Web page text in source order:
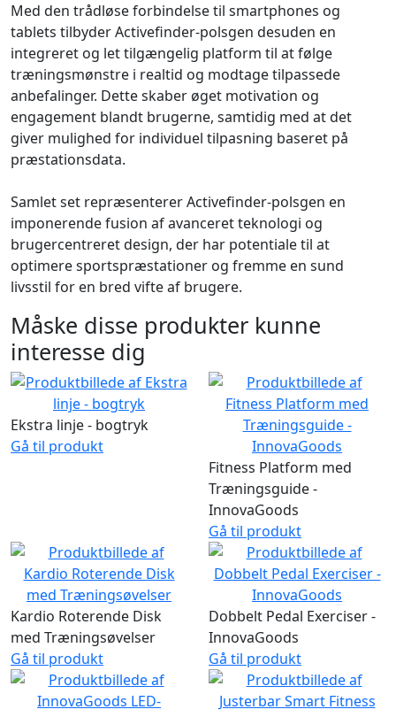
Med den trådløse forbindelse til smartphones og
tablets tilbyder Activefinder-polsgen desuden en
integreret og let tilgængelig platform til at følge
træningsmønstre i realtid og modtage tilpassede
anbefalinger. Dette skaber øget motivation og
engagement blandt brugerne, samtidig med at det
giver mulighed for individuel tilpasning baseret på
præstationsdata.
Samlet set repræsenterer Activefinder-polsgen en
imponerende fusion af avanceret teknologi og
brugercentreret design, der har potentiale til at
optimere sportspræstationer og fremme en sund
livsstil for en bred vifte af brugere.
Måske disse produkter kunne
interesse dig
Ekstra linje - bogtryk
Gå til produkt
Fitness Platform med
Træningsguide -
InnovaGoods
Gå til produkt
Kardio Roterende Disk
med Træningsøvelser
Gå til produkt
Dobbelt Pedal Exerciser -
InnovaGoods
Gå til produkt